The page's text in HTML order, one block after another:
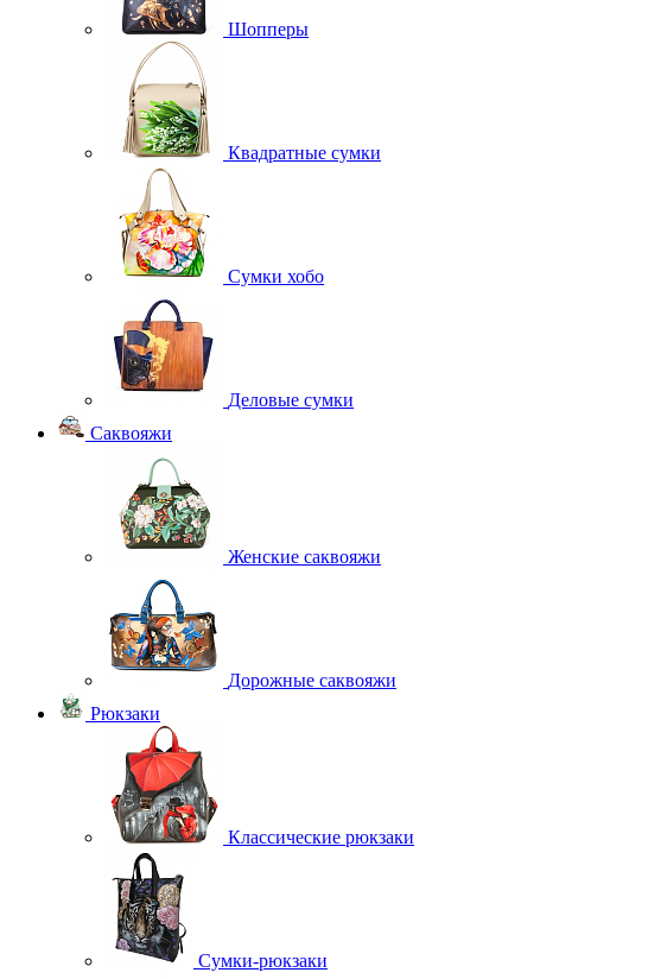
Шопперы
Квадратные сумки
Сумки хобо
Деловые сумки
Саквояжи
Женские саквояжи
Дорожные саквояжи
Рюкзаки
Классические рюкзаки
Сумки-рюкзаки